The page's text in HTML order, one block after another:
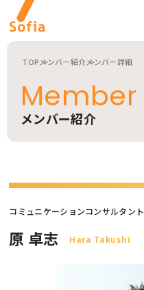
TOP メンバー紹介メンバー詳細
Member
メンバー紹介
コミュニケーションコンサルタント
原 卓志 Hara Takushi